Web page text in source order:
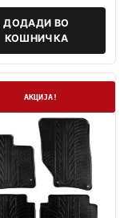
ДОДАДИ ВО
КОШНИЧКА
АКЦИЈА!